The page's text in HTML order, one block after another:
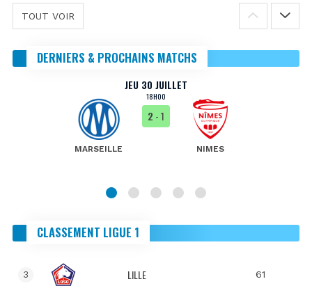
TOUT VOIR
DERNIERS & PROCHAINS MATCHS
JEU 30 JUILLET
18H00
MARSEILLE
2 - 1
NIMES
CLASSEMENT LIGUE 1
3 LILLE 61